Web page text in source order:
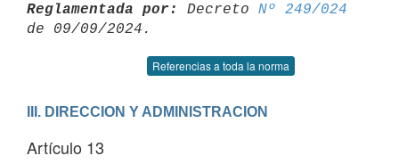
Reglamentada por: Decreto Nº 249/024
Referencias a toda la norma
III. DIRECCION Y ADMINISTRACION
Artículo 13